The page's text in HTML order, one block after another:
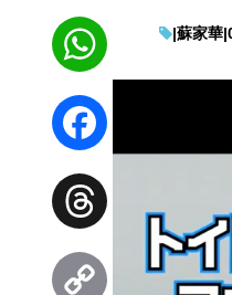
|蘇家華|
WhatsApp
Facebook
Threads